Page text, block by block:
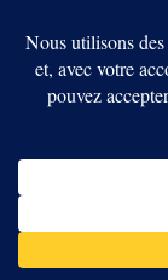
connaître
Confusion
Étiquettes
service ne